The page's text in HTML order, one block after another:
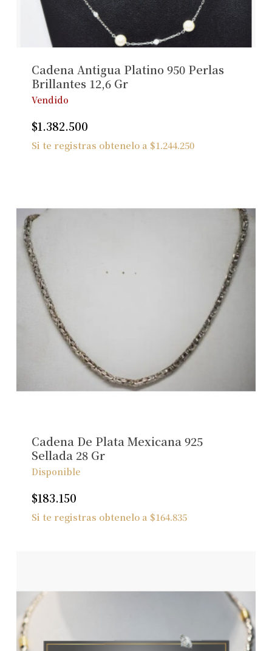
No hay productos en el carrito.
Ver Joyas
Cadena Antigua Platino 950 Perlas
Brillantes 12,6 Gr
Vendido
$1.382.500
Si te registras obtenelo a $1.244.250
Cadena De Plata Mexicana 925
Sellada 28 Gr
Disponible
$183.150
Si te registras obtenelo a $164.835